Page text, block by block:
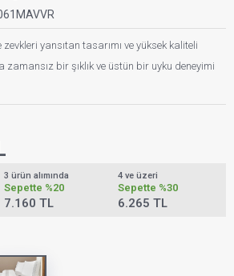
yansıtan tasarımı ve yüksek kaliteli
zamansız bir şıklık ve üstün bir uyku deneyimi
3 ürün alımında
Sepette %20
7.160 TL
4 ve üzeri
Sepette %30
6.265 TL